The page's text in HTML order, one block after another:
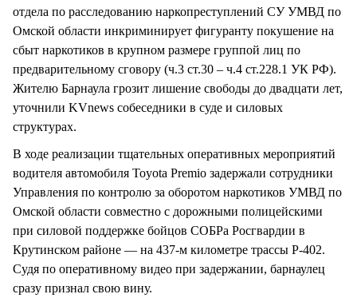
отдела по расследованию наркопреступлений СУ УМВД по
Омской области инкриминирует фигуранту покушение на
сбыт наркотиков в крупном размере группой лиц по
предварительному сговору (ч.3 ст.30 – ч.4 ст.228.1 УК РФ).
Жителю Барнаула грозит лишение свободы до двадцати лет,
уточнили KVnews собеседники в суде и силовых
структурах.
В ходе реализации тщательных оперативных мероприятий
водителя автомобиля Toyota Premio задержали сотрудники
Управления по контролю за оборотом наркотиков УМВД по
Омской области совместно с дорожными полицейскими
при силовой поддержке бойцов СОБРа Росгвардии в
Крутинском районе — на 437-м километре трассы Р-402.
Судя по оперативному видео при задержании, барнаулец
сразу признал свою вину.